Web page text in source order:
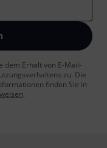
dem Erhalt von E-Mail-
zu. Die
finden Sie in
.